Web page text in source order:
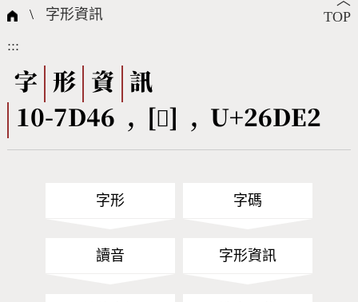
國際字碼相關組織
筆畫查詢
筆順序查詢
CNS查詢 Unicode查詢
全字庫授權 轉碼Web Service
個人電腦造字處理工具
字形下載
問題集
熱門查詢統計
TOP
\ 字形資訊
:::
字 形 資
訊
10-7D46 , [𦷢] , U+26DE2
字形 字碼
讀音 字形資訊